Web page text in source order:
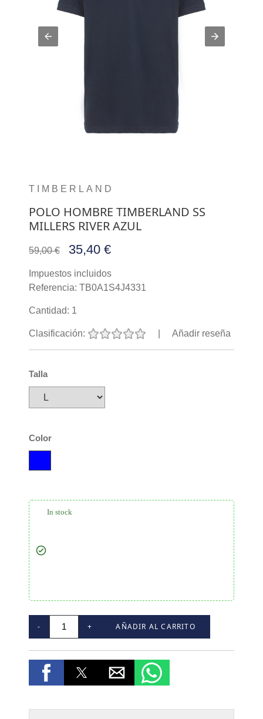
TIMBERLAND
POLO HOMBRE TIMBERLAND SS
MILLERS RIVER AZUL
59,00 € 35,40 €
Impuestos incluidos
Referencia: TB0A1S4J4331
Cantidad: 1
Clasificación: Añadir reseña
Talla
Color
In stock
- + AÑADIR AL CARRITO